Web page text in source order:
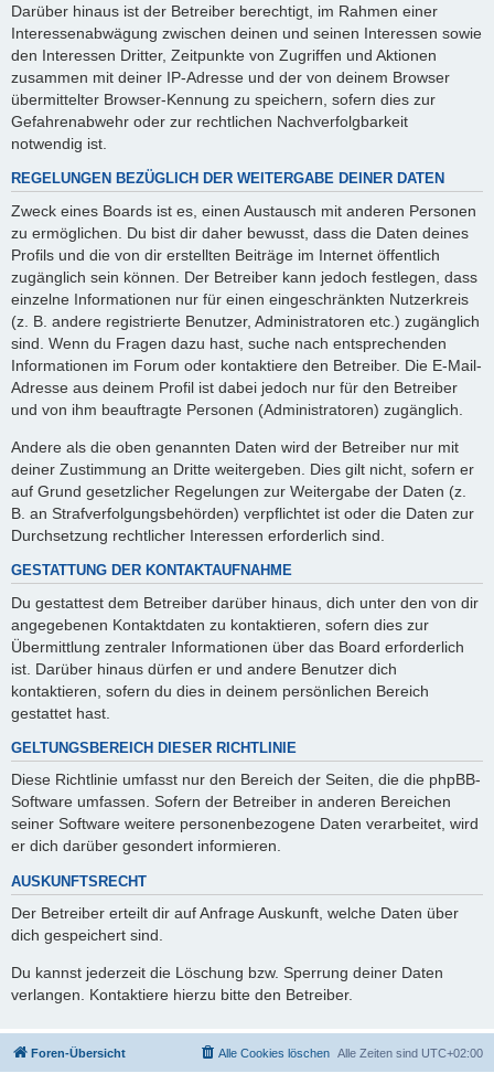
Darüber hinaus ist der Betreiber berechtigt, im Rahmen einer
Interessenabwägung zwischen deinen und seinen Interessen sowie
den Interessen Dritter, Zeitpunkte von Zugriffen und Aktionen
zusammen mit deiner IP-Adresse und der von deinem Browser
übermittelter Browser-Kennung zu speichern, sofern dies zur
Gefahrenabwehr oder zur rechtlichen Nachverfolgbarkeit
notwendig ist.
REGELUNGEN BEZÜGLICH DER WEITERGABE DEINER DATEN
Zweck eines Boards ist es, einen Austausch mit anderen Personen
zu ermöglichen. Du bist dir daher bewusst, dass die Daten deines
Profils und die von dir erstellten Beiträge im Internet öffentlich
zugänglich sein können. Der Betreiber kann jedoch festlegen, dass
einzelne Informationen nur für einen eingeschränkten Nutzerkreis
(z. B. andere registrierte Benutzer, Administratoren etc.) zugänglich
sind. Wenn du Fragen dazu hast, suche nach entsprechenden
Informationen im Forum oder kontaktiere den Betreiber. Die E-Mail-
Adresse aus deinem Profil ist dabei jedoch nur für den Betreiber
und von ihm beauftragte Personen (Administratoren) zugänglich.
Andere als die oben genannten Daten wird der Betreiber nur mit
deiner Zustimmung an Dritte weitergeben. Dies gilt nicht, sofern er
auf Grund gesetzlicher Regelungen zur Weitergabe der Daten (z.
B. an Strafverfolgungsbehörden) verpflichtet ist oder die Daten zur
Durchsetzung rechtlicher Interessen erforderlich sind.
GESTATTUNG DER KONTAKTAUFNAHME
Du gestattest dem Betreiber darüber hinaus, dich unter den von dir
angegebenen Kontaktdaten zu kontaktieren, sofern dies zur
Übermittlung zentraler Informationen über das Board erforderlich
ist. Darüber hinaus dürfen er und andere Benutzer dich
kontaktieren, sofern du dies in deinem persönlichen Bereich
gestattet hast.
GELTUNGSBEREICH DIESER RICHTLINIE
Diese Richtlinie umfasst nur den Bereich der Seiten, die die phpBB-
Software umfassen. Sofern der Betreiber in anderen Bereichen
seiner Software weitere personenbezogene Daten verarbeitet, wird
er dich darüber gesondert informieren.
AUSKUNFTSRECHT
Der Betreiber erteilt dir auf Anfrage Auskunft, welche Daten über
dich gespeichert sind.
Du kannst jederzeit die Löschung bzw. Sperrung deiner Daten
verlangen. Kontaktiere hierzu bitte den Betreiber.
Foren-Übersicht Alle Zeiten sind UTC+02:00
Alle Cookies löschen